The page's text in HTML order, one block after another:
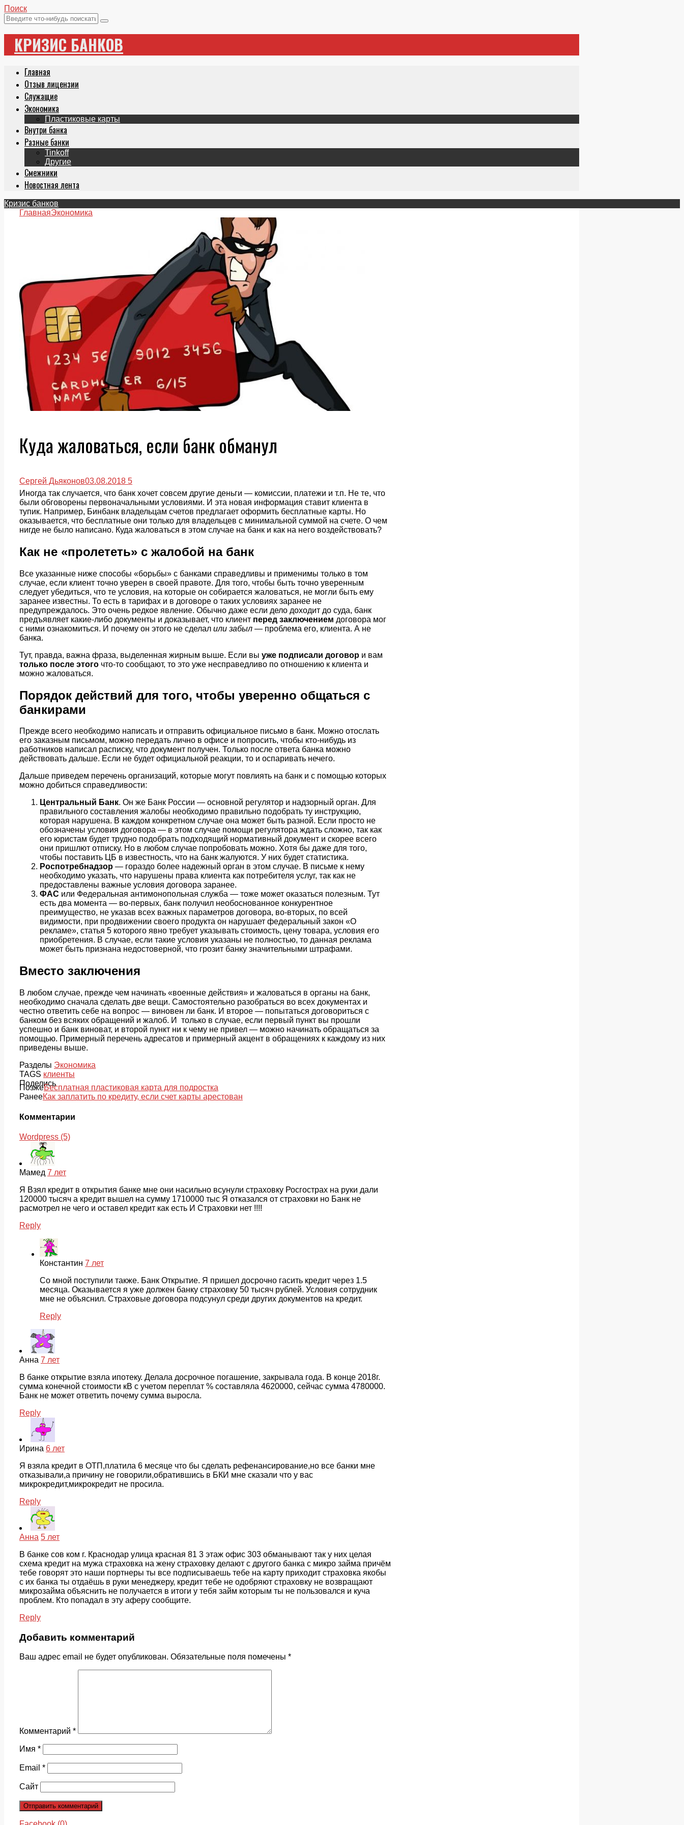
Поиск
КРИЗИС БАНКОВ
Главная
Отзыв лицензии
Служащие
Экономика
Пластиковые карты
Внутри банка
Разные банки
Tinkoff
Другие
Смежники
Новостная лента
Кризис банков
ГлавнаяЭкономика
Куда жаловаться, если банк обманул
Сергей Дьяконов03.08.2018 5
Иногда так случается, что банк хочет совсем другие деньги — комиссии, платежи и т.п. Не те, что
были обговорены первоначальными условиями. И эта новая информация ставит клиента в
тупик. Например, Бинбанк владельцам счетов предлагает оформить бесплатные карты. Но
оказывается, что бесплатные они только для владельцев с минимальной суммой на счете. О чем
нигде не было написано. Куда жаловаться в этом случае на банк и как на него воздействовать?
Как не «пролететь» с жалобой на банк
Все указанные ниже способы «борьбы» с банками справедливы и применимы только в том
случае, если клиент точно уверен в своей правоте. Для того, чтобы быть точно уверенным
следует убедиться, что те условия, на которые он собирается жаловаться, не могли быть ему
заранее известны. То есть в тарифах и в договоре о таких условиях заранее не
предупреждалось. Это очень редкое явление. Обычно даже если дело доходит до суда, банк
предъявляет какие-либо документы и доказывает, что клиент перед заключением договора мог
с ними ознакомиться. И почему он этого не сделал или забыл — проблема его, клиента. А не
банка.
Тут, правда, важна фраза, выделенная жирным выше. Если вы уже подписали договор и вам
только после этого что-то сообщают, то это уже несправедливо по отношению к клиента и
можно жаловаться.
Порядок действий для того, чтобы уверенно общаться с
банкирами
Прежде всего необходимо написать и отправить официальное письмо в банк. Можно отослать
его заказным письмом, можно передать лично в офисе и попросить, чтобы кто-нибудь из
работников написал расписку, что документ получен. Только после ответа банка можно
действовать дальше. Если не будет официальной реакции, то и оспаривать нечего.
Дальше приведем перечень организаций, которые могут повлиять на банк и с помощью которых
можно добиться справедливости:
Центральный Банк. Он же Банк России — основной регулятор и надзорный орган. Для
правильного составления жалобы необходимо правильно подобрать ту инструкцию,
которая нарушена. В каждом конкретном случае она может быть разной. Если просто не
обозначены условия договора — в этом случае помощи регулятора ждать сложно, так как
его юристам будет трудно подобрать подходящий нормативный документ и скорее всего
они пришлют отписку. Но в любом случае попробовать можно. Хотя бы даже для того,
чтобы поставить ЦБ в известность, что на банк жалуются. У них будет статистика.
Роспотребнадзор — гораздо более надежный орган в этом случае. В письме к нему
необходимо указать, что нарушены права клиента как потребителя услуг, так как не
предоставлены важные условия договора заранее.
ФАС или Федеральная антимонопольная служба — тоже может оказаться полезным. Тут
есть два момента — во-первых, банк получил необоснованное конкурентное
преимущество, не указав всех важных параметров договора, во-вторых, по всей
видимости, при продвижении своего продукта он нарушает федеральный закон «О
рекламе», статья 5 которого явно требует указывать стоимость, цену товара, условия его
приобретения. В случае, если такие условия указаны не полностью, то данная реклама
может быть признана недостоверной, что грозит банку значительными штрафами.
Вместо заключения
В любом случае, прежде чем начинать «военные действия» и жаловаться в органы на банк,
необходимо сначала сделать две вещи. Самостоятельно разобраться во всех документах и
честно ответить себе на вопрос — виновен ли банк. И второе — попытаться договориться с
банком без всяких обращений и жалоб. И только в случае, если первый пункт вы прошли
успешно и банк виноват, и второй пункт ни к чему не привел — можно начинать обращаться за
помощью. Примерный перечень адресатов и примерный акцент в обращениях к каждому из них
приведены выше.
Разделы Экономика
TAGS клиенты
Поделись
ПозжеБесплатная пластиковая карта для подростка
РанееКак заплатить по кредиту, если счет карты арестован
Комментарии
Wordpress (5)
Мамед 7 лет
Я Взял кредит в открытия банке мне они насильно всунули страховку Росгострах на руки дали
120000 тысяч а кредит вышел на сумму 1710000 тыс Я отказался от страховки но Банк не
расмотрел не чего и оставел кредит как есть И Страховки нет !!!!
Reply
Константин 7 лет
Со мной поступили также. Банк Открытие. Я пришел досрочно гасить кредит через 1.5
месяца. Оказывается я уже должен банку страховку 50 тысяч рублей. Условия сотрудник
мне не объяснил. Страховые договора подсунул среди других документов на кредит.
Reply
Анна 7 лет
В банке открытие взяла ипотеку. Делала досрочное погашение, закрывала года. В конце 2018г.
сумма конечной стоимости кВ с учетом переплат % составляла 4620000, сейчас сумма 4780000.
Банк не может ответить почему сумма выросла.
Reply
Ирина 6 лет
Я взяла кредит в ОТП,платила 6 месяце что бы сделать рефенансирование,но все банки мне
отказывали,а причину не говорили,обратившись в БКИ мне сказали что у вас
микрокредит,микрокредит не просила.
Reply
Анна 5 лет
В банке сов ком г. Краснодар улица красная 81 3 этаж офис 303 обманывают так у них целая
схема кредит на мужа страховка на жену страховку делают с другого банка с микро займа причём
тебе говорят это наши портнеры ты все подписываешь тебе на карту приходит страховка якобы
с их банка ты отдаёшь в руки менеджеру, кредит тебе не одобряют страховку не возвращают
микрозайма объяснить не получается в итоги у тебя займ которым ты не пользовался и куча
проблем. Кто попадал в эту аферу сообщите.
Reply
Добавить комментарий
Ваш адрес email не будет опубликован. Обязательные поля помечены *
Комментарий *
Имя *
Email *
Сайт